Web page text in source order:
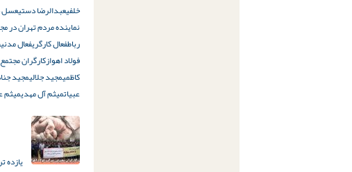
خلفیعبدالرضا دستیعسل
نماینده مردم تهران در
رباطفعال کارگریفعال مدنی
فولاد اهوازکارگران
کاظمیمجید جلالیمجید
عبیاتمیثم آل مهدیمیثم
یازده